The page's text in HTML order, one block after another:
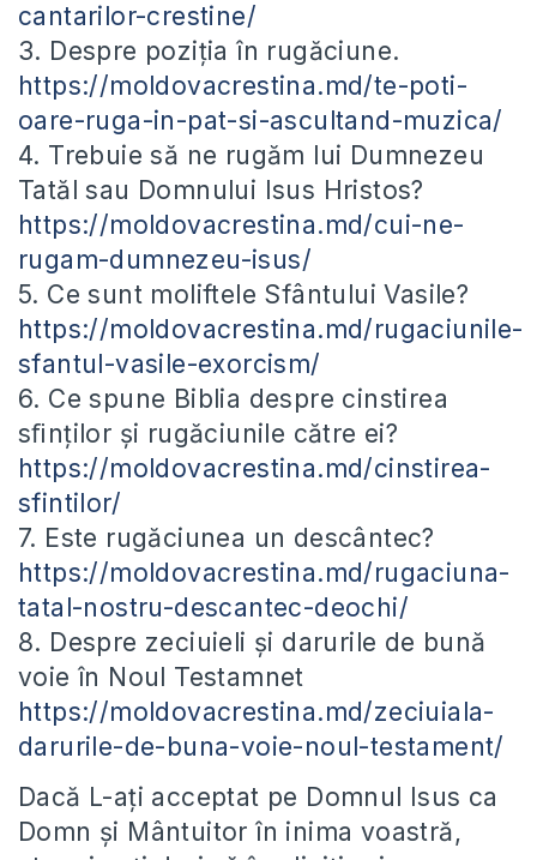
cantarilor-crestine/
3. Despre poziția în rugăciune.
https://moldovacrestina.md/te-poti-
oare-ruga-in-pat-si-ascultand-muzica/
4. Trebuie să ne rugăm lui Dumnezeu
Tatăl sau Domnului Isus Hristos?
https://moldovacrestina.md/cui-ne-
rugam-dumnezeu-isus/
5. Ce sunt moliftele Sfântului Vasile?
https://moldovacrestina.md/rugaciunile-
sfantul-vasile-exorcism/
6. Ce spune Biblia despre cinstirea
sﬁnților și rugăciunile către ei?
https://moldovacrestina.md/cinstirea-
sfintilor/
7. Este rugăciunea un descântec?
https://moldovacrestina.md/rugaciuna-
tatal-nostru-descantec-deochi/
8. Despre zeciuieli și darurile de bună
voie în Noul Testamnet
https://moldovacrestina.md/zeciuiala-
darurile-de-buna-voie-noul-testament/
Dacă L-ați acceptat pe Domnul Isus ca
Domn și Mântuitor în inima voastră,